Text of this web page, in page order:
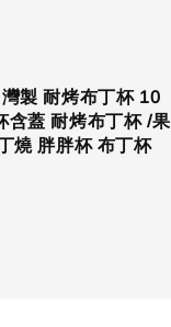
製 耐烤布丁杯 10
含蓋 耐烤布丁杯 /果
燒 胖胖杯 布丁杯